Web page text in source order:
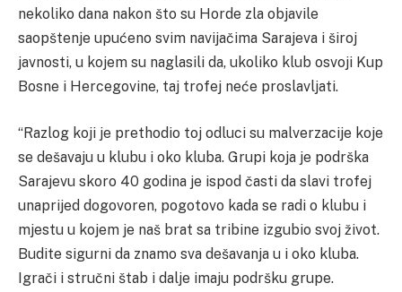
nekoliko dana nakon što su Horde zla objavile
saopštenje upućeno svim navijačima Sarajeva i široj
javnosti, u kojem su naglasili da, ukoliko klub osvoji Kup
Bosne i Hercegovine, taj trofej neće proslavljati.
“Razlog koji je prethodio toj odluci su malverzacije koje
se dešavaju u klubu i oko kluba. Grupi koja je podrška
Sarajevu skoro 40 godina je ispod časti da slavi trofej
unaprijed dogovoren, pogotovo kada se radi o klubu i
mjestu u kojem je naš brat sa tribine izgubio svoj život.
Budite sigurni da znamo sva dešavanja u i oko kluba.
Igrači i stručni štab i dalje imaju podršku grupe.